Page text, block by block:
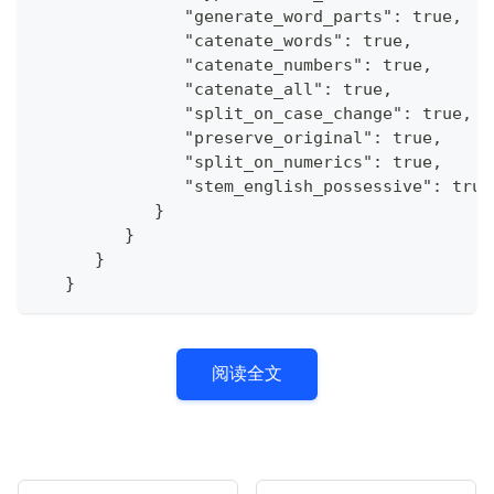
               "generate_word_parts": true,
               "catenate_words": true,
               "catenate_numbers": true,
               "catenate_all": true,
               "split_on_case_change": true,
               "preserve_original": true,
               "split_on_numerics": true,
               "stem_english_possessive": true
            }
         }
      }
   }
阅读全文